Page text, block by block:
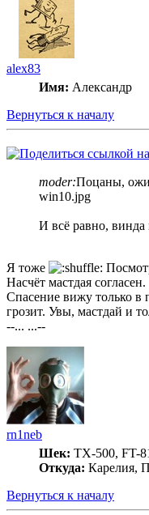
alex83
Имя: Александр
Вернуться к началу
moder:Поцаны,
win10.jpg
И всё равно, винда
Я тоже
Насчёт мастдая
Спасение вижу только в
грозит. Увы, мастдай и
--... ...--
rn1neb
Шек: TX-500, FT-
Откуда: Карелия,
Вернуться к началу